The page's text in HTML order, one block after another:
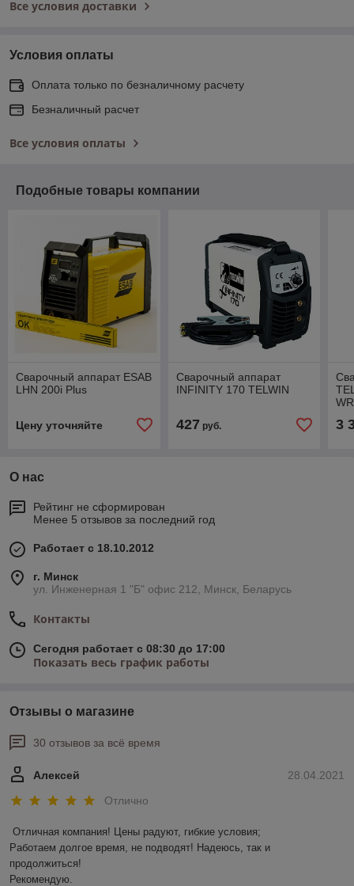
Все условия доставки
Условия оплаты
Оплата только по безналичному расчету
Безналичный расчет
Все условия оплаты
Подобные товары компании
Сварочный аппарат ESAB
LHN 200i Plus
Цену уточняйте
Сварочный аппарат
INFINITY 170 TELWIN
427 руб. 3
О нас
Рейтинг не сформирован
Менее 5 отзывов за последний год
Работает с 18.10.2012
г. Минск
ул. Инженерная 1 "Б" офис 212, Минск, Беларусь
Контакты
Сегодня работает с 08:30 до 17:00
Показать весь график работы
Отзывы о магазине
30 отзывов за всё время
28.04.2021
Алексей
Отлично
Отличная компания! Цены радуют, гибкие условия;
Работаем долгое время, не подводят! Надеюсь, так и
продолжиться!
Рекомендую.